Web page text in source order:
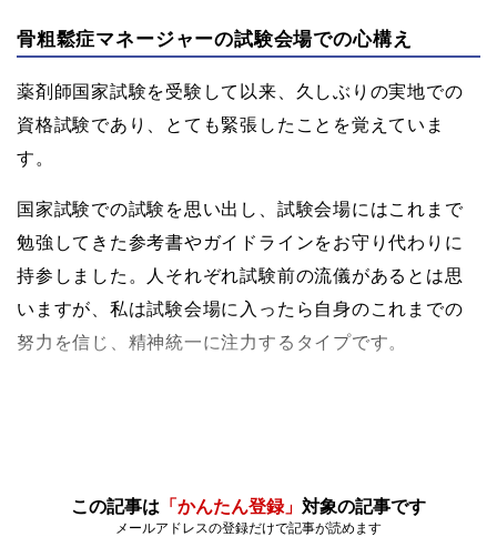
骨粗鬆症マネージャーの試験会場での心構え
薬剤師国家試験を受験して以来、久しぶりの実地での
資格試験であり、とても緊張したことを覚えていま
す。
国家試験での試験を思い出し、試験会場にはこれまで
勉強してきた参考書やガイドラインをお守り代わりに
持参しました。人それぞれ試験前の流儀があるとは思
いますが、私は試験会場に入ったら自身のこれまでの
努力を信じ、精神統一に注力するタイプです。
この記事は 「かんたん登録」 対象の記事です
メールアドレスの登録だけで記事が読めます